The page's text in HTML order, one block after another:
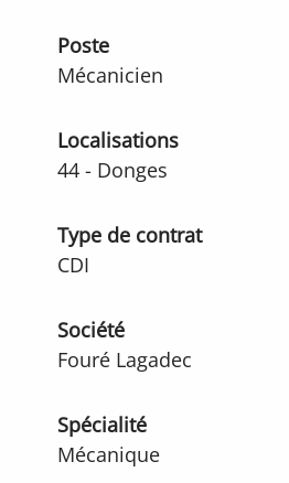
Poste
Mécanicien
Localisations
44 - Donges
Type de contrat
CDI
Société
Fouré Lagadec
Spécialité
Mécanique